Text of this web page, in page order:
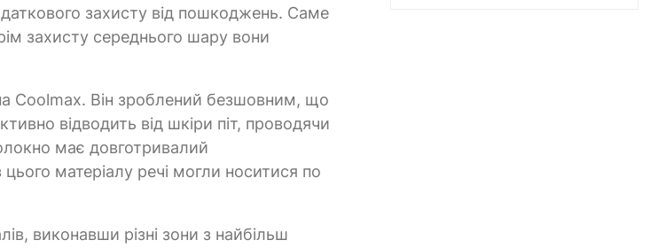
захисту від пошкоджень. Саме
захисту середнього шару вони
Coolmax. Він зроблений безшовним, що
відводить від шкіри піт, проводячи
має довготривалий
матеріалу речі могли носитися по
виконавши різні зони з найбільш